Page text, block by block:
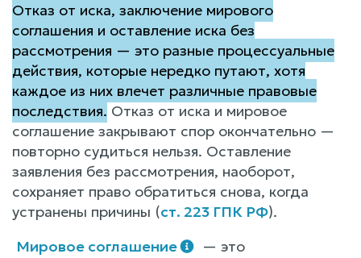
Отказ от иска, заключение мирового
соглашения и оставление иска без
рассмотрения — это разные процессуальные
действия, которые нередко путают, хотя
каждое из них влечет различные правовые
последствия. Отказ от иска и мировое
соглашение закрывают спор окончательно —
повторно судиться нельзя. Оставление
заявления без рассмотрения, наоборот,
сохраняет право обратиться снова, когда
устранены причины (ст. 223 ГПК РФ).
Мировое соглашение
— это